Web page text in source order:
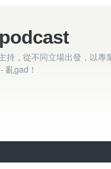
持，從不同立場出發，以專
亂gad！